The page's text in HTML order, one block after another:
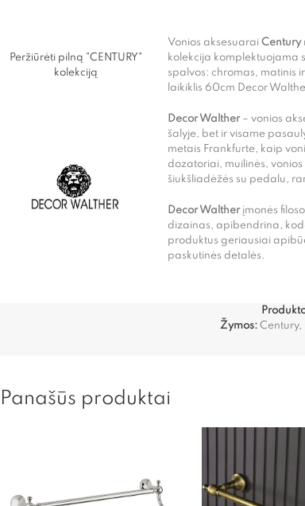
Peržiūrėti pilną "CENTURY"
kolekciją
Vonios aksesuaraiCentury
kolekcija komplektuojama
spalvos: chromas, matinis
laikiklis 60cm Decor
Decor Walther– vonios
šalyje, bet ir visame
metais Frankfurte, kaip
dozatoriai, muilinės,
šiukšliadėžės su pedalu,
Decor Walther įmonės
dizainas, apibendrina,
produktus geriausiai
paskutinės detalės.
Žymos: Century,
Panašūs produktai